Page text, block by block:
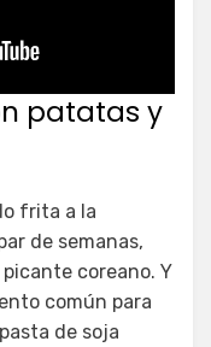
patatas y
frita a la
de semanas,
coreano. Y
común para
de soja